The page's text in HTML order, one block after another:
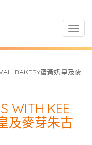
BAKERY蛋黃奶皇及麥
WITH KEE
及麥芽朱古